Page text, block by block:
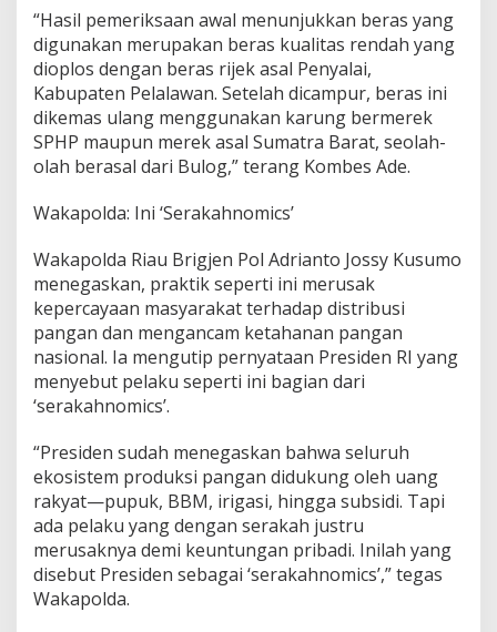
n
g
P
r
s
i
d
n
“Hasil pemeriksaan awal menunjukkan beras yang
digunakan merupakan beras kualitas rendah yang
dioplos dengan beras rijek asal Penyalai,
Kabupaten Pelalawan. Setelah dicampur, beras ini
dikemas ulang menggunakan karung bermerek
SPHP maupun merek asal Sumatra Barat, seolah-
olah berasal dari Bulog,” terang Kombes Ade.
Wakapolda: Ini ‘Serakahnomics’
Wakapolda Riau Brigjen Pol Adrianto Jossy Kusumo
menegaskan, praktik seperti ini merusak
kepercayaan masyarakat terhadap distribusi
pangan dan mengancam ketahanan pangan
nasional. Ia mengutip pernyataan Presiden RI yang
menyebut pelaku seperti ini bagian dari
‘serakahnomics’.
“Presiden sudah menegaskan bahwa seluruh
ekosistem produksi pangan didukung oleh uang
rakyat—pupuk, BBM, irigasi, hingga subsidi. Tapi
ada pelaku yang dengan serakah justru
merusaknya demi keuntungan pribadi. Inilah yang
disebut Presiden sebagai ‘serakahnomics’,” tegas
Wakapolda.